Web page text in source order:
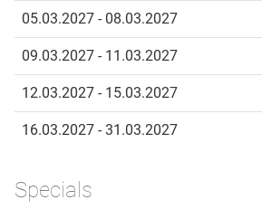
05.03.2027 - 08.03.2027
09.03.2027 - 11.03.2027
12.03.2027 - 15.03.2027
16.03.2027 - 31.03.2027
Specials